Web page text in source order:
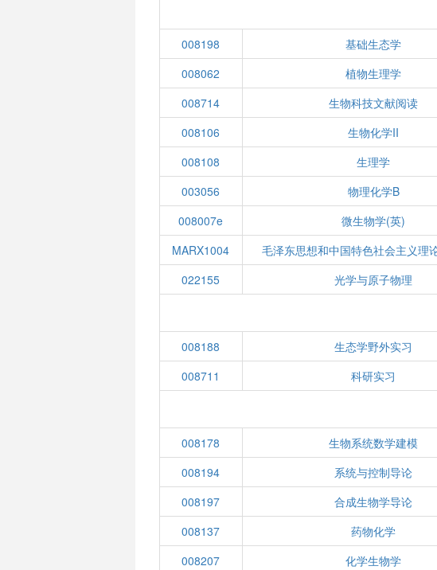
008198 基础生态学
008062
植物生理学
008714
生物科技文献阅读
008106
生物化学II
008108
生理学
003056
物理化学B
008007e
微生物学(英)
MARX1004
毛泽东思想和中国特色社会主义理
022155
光学与原子物理
008188 生态学野外实习
008711
科研实习
008178 生物系统数学建模
008194
系统与控制导论
008197
合成生物学导论
008137
药物化学
008207
化学生物学